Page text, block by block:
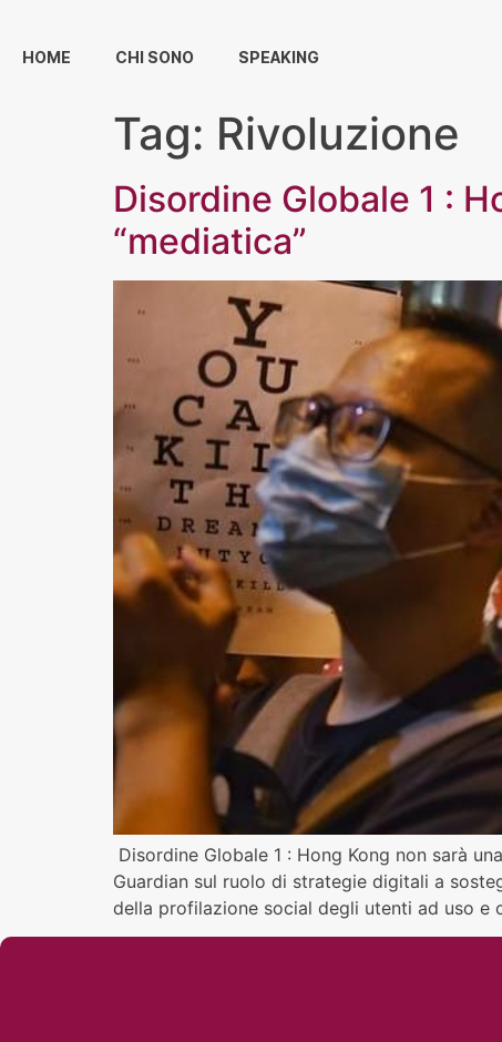
HOME CHI SONO SPEAKING
Tag: Rivoluzione
Disordine Globale 1 :
“mediatica”
Disordine Globale 1 : Hong Kong non sarà
Guardian sul ruolo di strategie digitali a
della profilazione social degli utenti ad uso e